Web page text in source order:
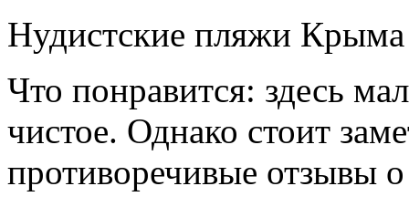
Нудистские пляжи Крыма
Что понравится: здесь
чистое. Однако стоит
противоречивые отзывы